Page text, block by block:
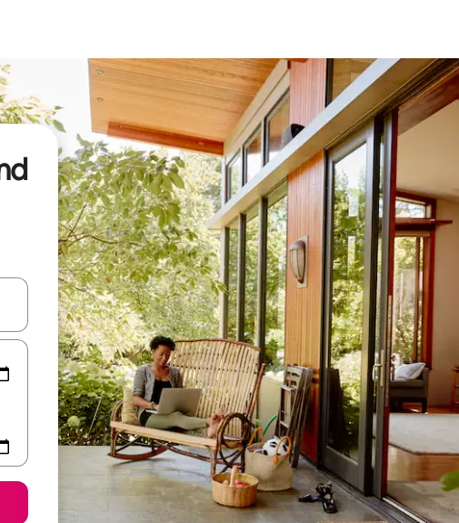
keuze met je de pijltjestoetsen omhoog en omlaag, óf door te tikken of